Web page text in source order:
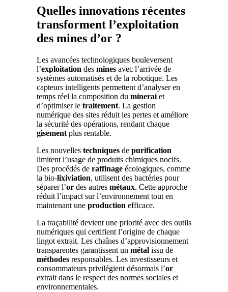
Quelles innovations récentes
transforment l’exploitation
des mines d’or ?
Les avancées technologiques bouleversent
l’exploitation des mines avec l’arrivée de
systèmes automatisés et de la robotique. Les
capteurs intelligents permettent d’analyser en
temps réel la composition du minerai et
d’optimiser le traitement. La gestion
numérique des sites réduit les pertes et améliore
la sécurité des opérations, rendant chaque
gisement plus rentable.
Les nouvelles techniques de purification
limitent l’usage de produits chimiques nocifs.
Des procédés de raffinage écologiques, comme
la bio-lixiviation, utilisent des bactéries pour
séparer l’or des autres métaux. Cette approche
réduit l’impact sur l’environnement tout en
maintenant une production efficace.
La traçabilité devient une priorité avec des outils
numériques qui certifient l’origine de chaque
lingot extrait. Les chaînes d’approvisionnement
transparentes garantissent un métal issu de
méthodes responsables. Les investisseurs et
consommateurs privilégient désormais l’or
extrait dans le respect des normes sociales et
environnementales.